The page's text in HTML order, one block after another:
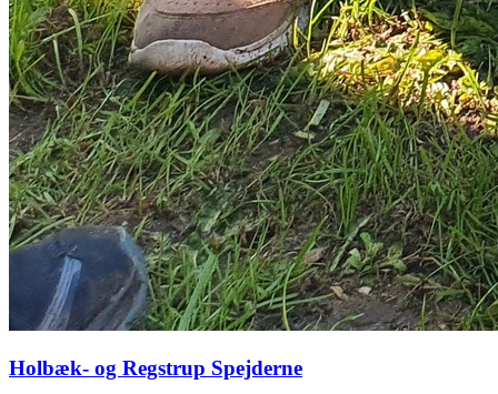
Holbæk- og Regstrup Spejderne